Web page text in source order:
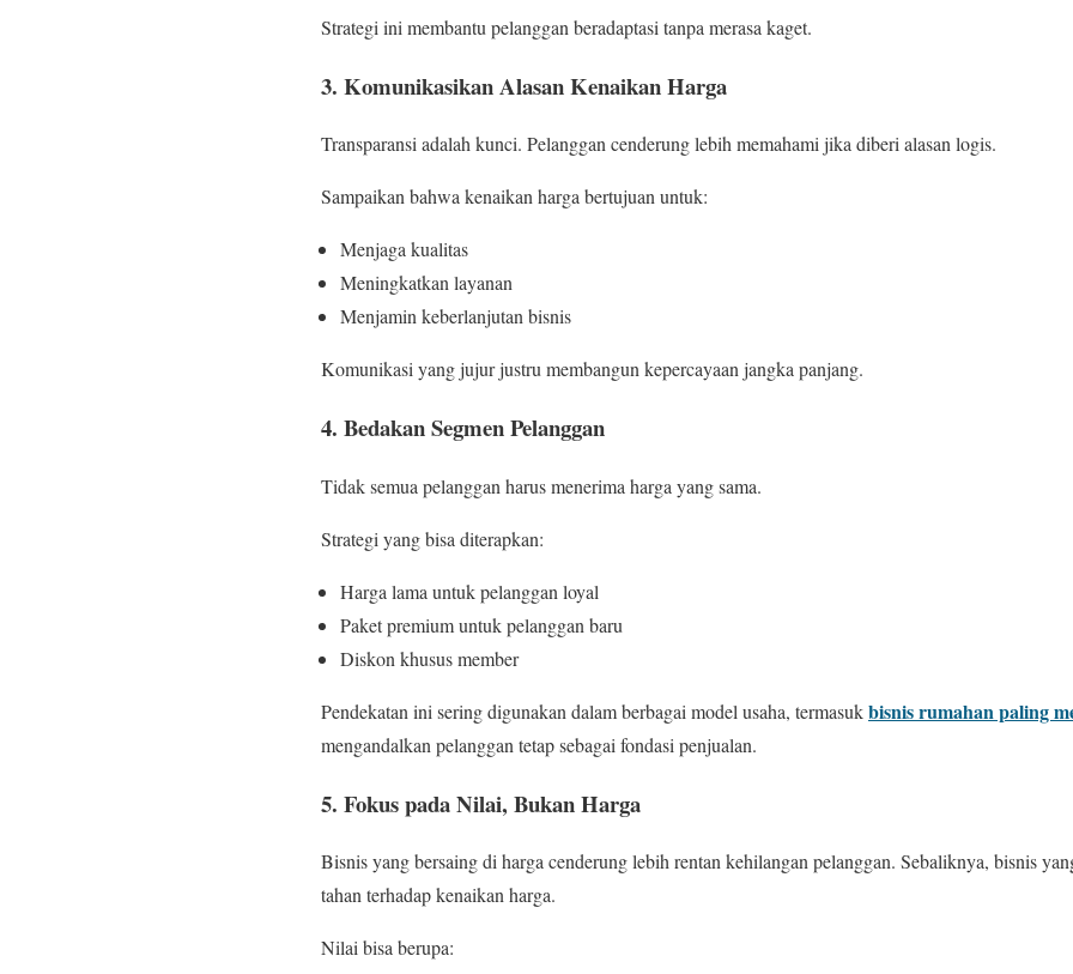
Strategi ini membantu pelanggan beradaptasi tanpa merasa kaget.
3. Komunikasikan Alasan Kenaikan Harga
Transparansi adalah kunci. Pelanggan cenderung lebih memahami jika diberi alasan logis.
Sampaikan bahwa kenaikan harga bertujuan untuk:
Menjaga kualitas
Meningkatkan layanan
Menjamin keberlanjutan bisnis
Komunikasi yang jujur justru membangun kepercayaan jangka panjang.
4. Bedakan Segmen Pelanggan
Tidak semua pelanggan harus menerima harga yang sama.
Strategi yang bisa diterapkan:
Harga lama untuk pelanggan loyal
Paket premium untuk pelanggan baru
Diskon khusus member
Pendekatan ini sering digunakan dalam berbagai model usaha, termasukbisnis rumahan paling
mengandalkan pelanggan tetap sebagai fondasi penjualan.
5. Fokus pada Nilai, Bukan Harga
Bisnis yang bersaing di harga cenderung lebih rentan kehilangan pelanggan. Sebaliknya, bisnis
tahan terhadap kenaikan harga.
Nilai bisa berupa: